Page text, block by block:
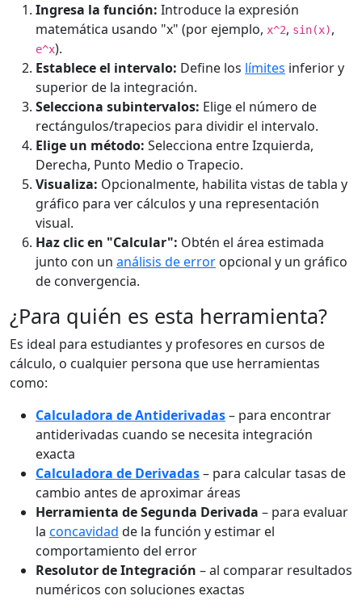
Ingresa la función: Introduce la expresión
matemática usando "x" (por ejemplo, x^2, sin(x),
e^x).
Establece el intervalo: Define los límites inferior y
superior de la integración.
Selecciona subintervalos: Elige el número de
rectángulos/trapecios para dividir el intervalo.
Elige un método: Selecciona entre Izquierda,
Derecha, Punto Medio o Trapecio.
Visualiza: Opcionalmente, habilita vistas de tabla y
gráfico para ver cálculos y una representación
visual.
Haz clic en "Calcular": Obtén el área estimada
junto con un análisis de error opcional y un gráfico
de convergencia.
¿Para quién es esta herramienta?
Es ideal para estudiantes y profesores en cursos de
cálculo, o cualquier persona que use herramientas
como:
Calculadora de Antiderivadas– para encontrar
antiderivadas cuando se necesita integración
exacta
Calculadora de Derivadas– para calcular tasas de
cambio antes de aproximar áreas
Herramienta de Segunda Derivada – para evaluar
la concavidad de la función y estimar el
comportamiento del error
Resolutor de Integración – al comparar resultados
numéricos con soluciones exactas